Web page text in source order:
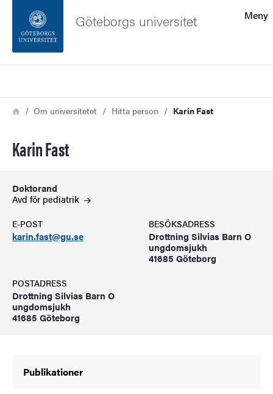
Sidfoten
Meny
Göteborgs universitet
Länkstig
HemOm universitetet Hitta person Karin Fast
Karin Fast
Doktorand
Avd förpediatrik
E-POST
karin.fast@gu.se
BESÖKSADRESS
Drottning Silvias Barn O
ungdomsjukh
41685 Göteborg
POSTADRESS
Drottning Silvias Barn O
ungdomsjukh
41685 Göteborg
Publikationer